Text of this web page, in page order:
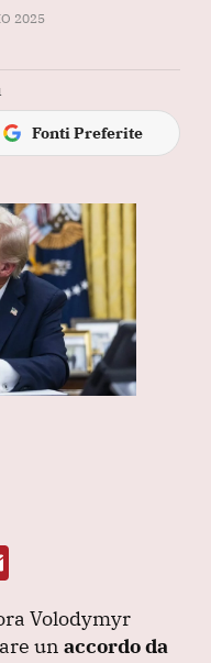
2025
Fonti Preferite
aiVolodymyr
un accordo da